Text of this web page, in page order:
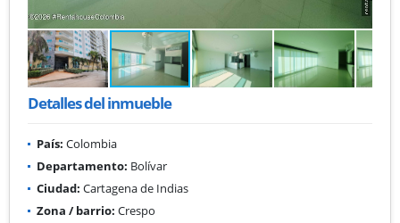
Detalles del inmueble
País: Colombia
Departamento: Bolívar
Ciudad: Cartagena de Indias
Zona / barrio: Crespo